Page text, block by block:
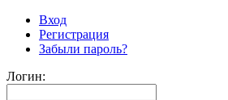
Вход
Регистрация
Забыли пароль?
Логин: